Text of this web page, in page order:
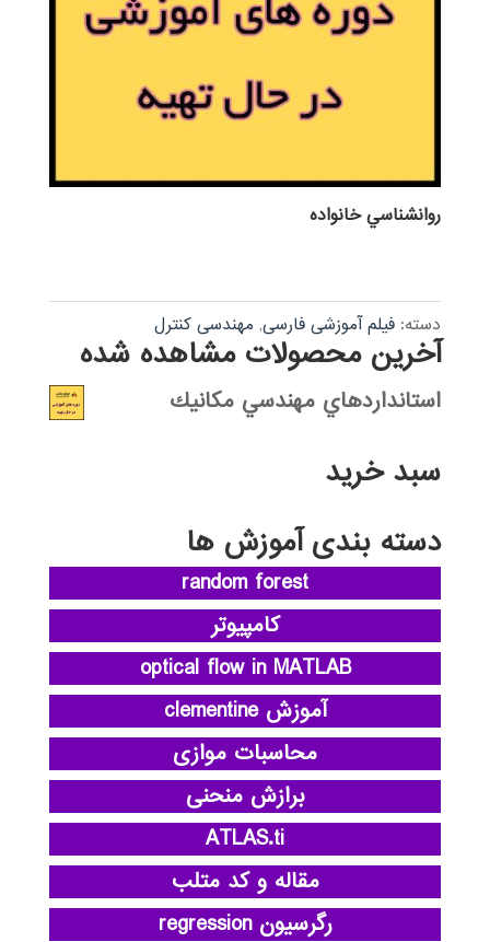
روانشناسي خانواده
دسته: فیلم آموزشی فارسی, مهندسی کنترل
آخرین محصولات مشاهده شده
استانداردهاي مهندسي مكانيك
سبد خرید
دسته بندی آموزش ها
random forest
کامپیوتر
optical flow in MATLAB
آموزش clementine
محاسبات موازی
برازش منحنی
ATLAS.ti
مقاله و کد متلب
رگرسیون regression